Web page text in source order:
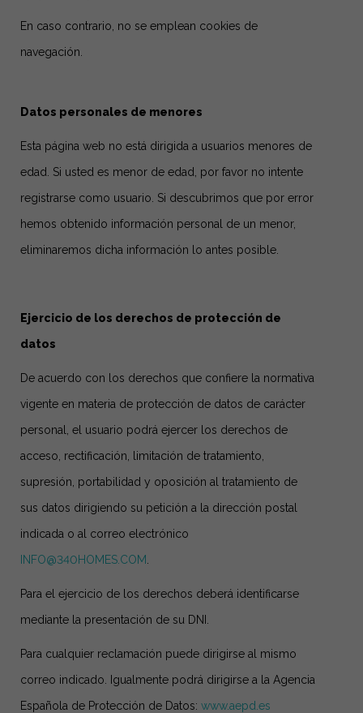
En caso contrario, no se emplean cookies de
navegación.
Datos personales de menores
Esta página web no está dirigida a usuarios menores de
edad. Si usted es menor de edad, por favor no intente
registrarse como usuario. Si descubrimos que por error
hemos obtenido información personal de un menor,
eliminaremos dicha información lo antes posible.
Ejercicio de los derechos de protección de
datos
De acuerdo con los derechos que confiere la normativa
vigente en materia de protección de datos de carácter
personal, el usuario podrá ejercer los derechos de
acceso, rectificación, limitación de tratamiento,
supresión, portabilidad y oposición al tratamiento de
sus datos dirigiendo su petición a la dirección postal
indicada o al correo electrónico
INFO@340HOMES.COM
Para el ejercicio de los derechos deberá identificarse
mediante la presentación de su DNI.
Para cualquier reclamación puede dirigirse al mismo
correo indicado. Igualmente podrá dirigirse a la Agencia
Española de Protección de Datos: www.aepd.es